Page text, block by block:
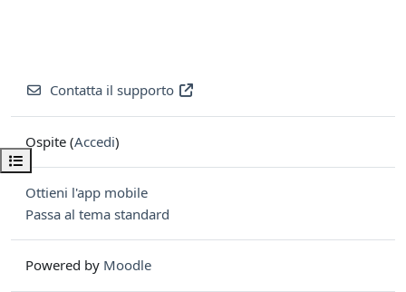
Apri indice del corso
Contatta il supporto
Ospite (Accedi)
Ottieni l'app mobile
Passa al tema standard
Powered by Moodle